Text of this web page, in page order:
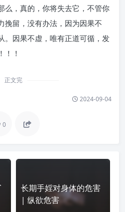
么，真的，你将失去它，不管你
挽留，没有办法，因为因果不
。因果不虚，唯有正道可循，发
！！
正文完
2024-09-04
0
长期手婬对身体的危害
| 纵欲危害